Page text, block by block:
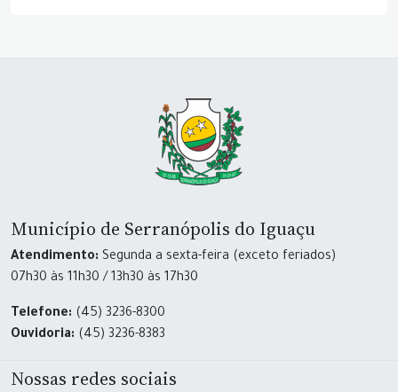
Município de Serranópolis do Iguaçu
Atendimento: Segunda a sexta-feira (exceto feriados)
07h30 às 11h30 / 13h30 às 17h30
Telefone: (45) 3236-8300
Ouvidoria: (45) 3236-8383
Nossas redes sociais